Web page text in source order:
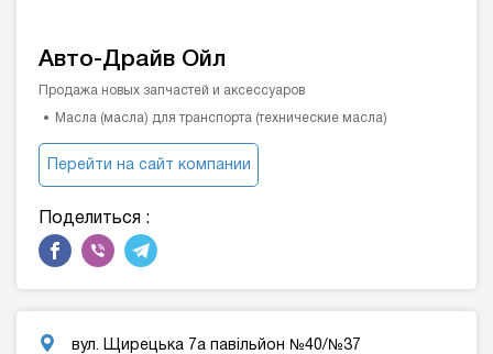
Авто-Драйв Ойл
Продажа новых запчастей и аксессуаров
Масла (масла) для транспорта (технические масла)
Перейти на сайт компании
Поделиться :
вул. Щирецька 7а павiльйон №40/№37